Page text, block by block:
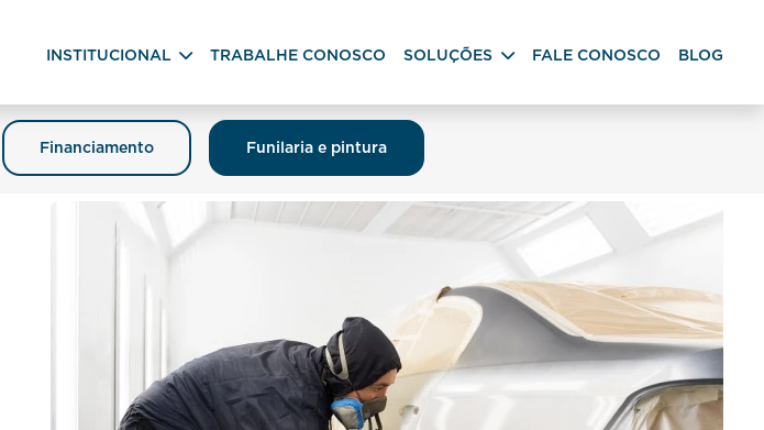
INSTITUCIONAL TRABALHE CONOSCO SOLUÇÕES FALE CONOSCO BLOG
Financiamento Funilaria e pintura